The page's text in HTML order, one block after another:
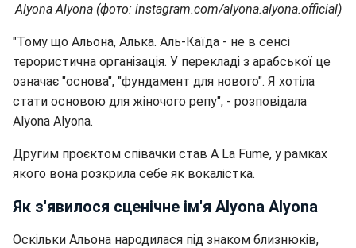
Alyona Alyona (фото: instagram.com/alyona.alyona.official)
"Тому що Альона, Алька. Аль-Каїда - не в сенсі
терористична організація. У перекладі з арабської це
означає "основа", "фундамент для нового". Я хотіла
стати основою для жіночого репу", - розповідала
Alyona Alyonа.
Другим проєктом співачки став A La Fume, у рамках
якого вона розкрила себе як вокалістка.
Як з'явилося сценічне ім'я Alyona Alyona
Оскільки Альона народилася під знаком близнюків,